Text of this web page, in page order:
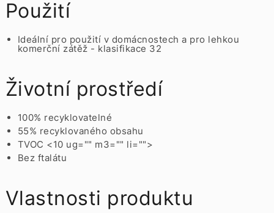
Použití
Ideální pro použití v domácnostech a pro lehkou
komerční zátěž - klasifikace 32
Životní prostředí
100% recyklovatelné
55% recyklovaného obsahu
TVOC <10 ug="" m3="" li="">
Bez ftalátu
Vlastnosti produktu